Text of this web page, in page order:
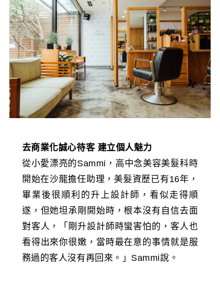
去商業化誠心待客 建立個人魅力
從小愛漂亮的Sammi，高中念美容美髮科時
開始在沙龍擔任助理，美髮資歷已有16年，
畢業後很順利的升上設計師，看似走得順
遂，但她坦承剛開始時，根本沒有自信去面
對客人，「剛升設計師時蠻害怕的，客人也
看得出來你很嫩，當時最在意的事情就是服
務過的客人沒有再回來。」Sammi說。